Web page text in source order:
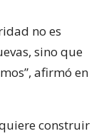
no es
sino que
afirmó en
construir